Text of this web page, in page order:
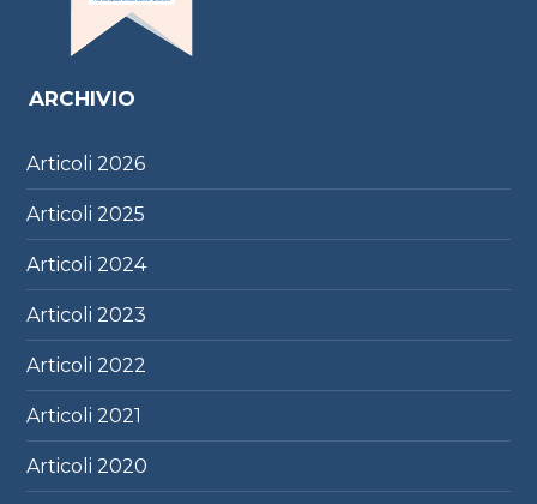
ARCHIVIO
Articoli2026
Articoli2025
Articoli2024
Articoli2023
Articoli2022
Articoli2021
Articoli2020